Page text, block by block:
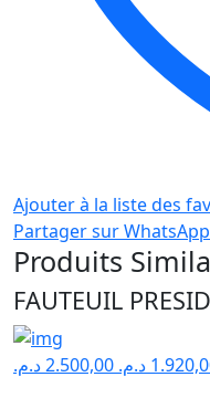
Ajouter à la liste des
Partager sur WhatsApp
Produits
FAUTEUIL
2.500,00د.م. د.م.